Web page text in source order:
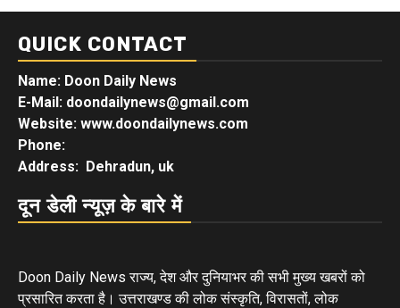
QUICK CONTACT
Name: Doon Daily News
E-Mail: doondailynews@gmail.com
Website: www.doondailynews.com
Phone:
Address: Dehradun, uk
दून डेली न्यूज़ के बारे में
Doon Daily News राज्य, देश और दुनियाभर की सभी मुख्य खबरों को
प्रसारित करता है। उत्तराखण्ड की लोक संस्कृति, विरासतों, लोक